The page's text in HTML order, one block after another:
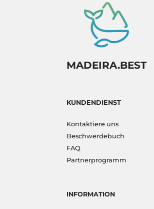
MADEIRA.BEST
KUNDENDIENST
Kontaktiere uns
Beschwerdebuch
FAQ
Partnerprogramm
INFORMATION